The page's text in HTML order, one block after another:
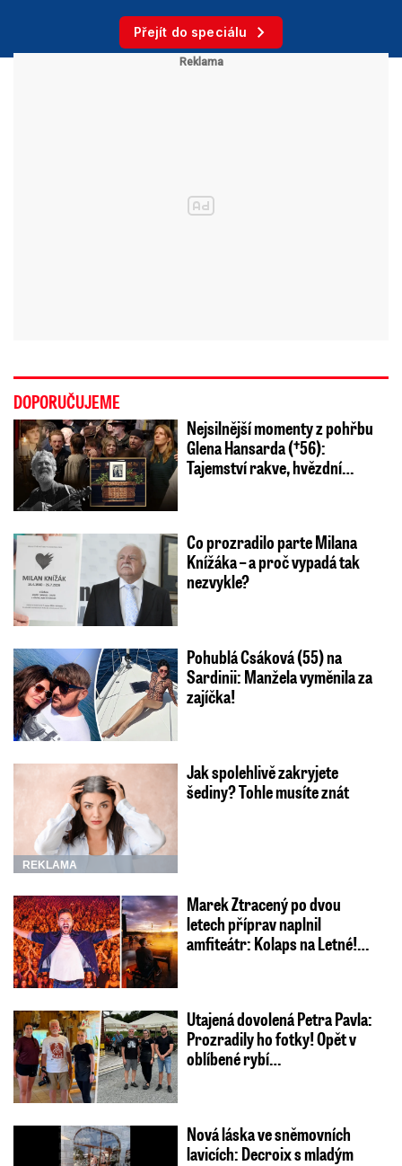
Přejít do speciálu
DOPORUČUJEME
Nejsilnější momenty z pohřbu
Glena Hansarda (†56):
Tajemství rakve, hvězdní…
Co prozradilo parte Milana
Knížáka – a proč vypadá tak
nezvykle?
Pohublá Csáková (55) na
Sardinii: Manžela vyměnila za
zajíčka!
REKLAMA
Jak spolehlivě zakryjete
šediny? Tohle musíte znát
Marek Ztracený po dvou
letech příprav naplnil
amfiteátr: Kolaps na Letné!…
Utajená dovolená Petra Pavla:
Prozradily ho fotky! Opět v
oblíbené rybí…
Nová láska ve sněmovních
lavicích: Decroix s mladým